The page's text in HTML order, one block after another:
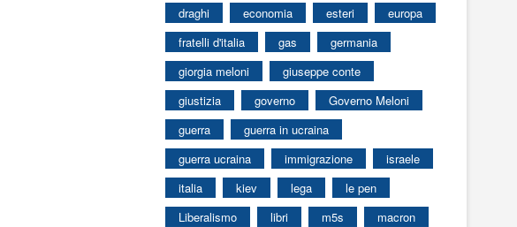
draghi
economia esteri
europa
fratelli d'italia
gas
germania
giorgia meloni
giuseppe conte
giustizia
governo
Governo Meloni
guerra
guerra in ucraina
guerra ucraina
immigrazione
israele
italia
kiev lega
le pen
Liberalismo
libri m5s
macron